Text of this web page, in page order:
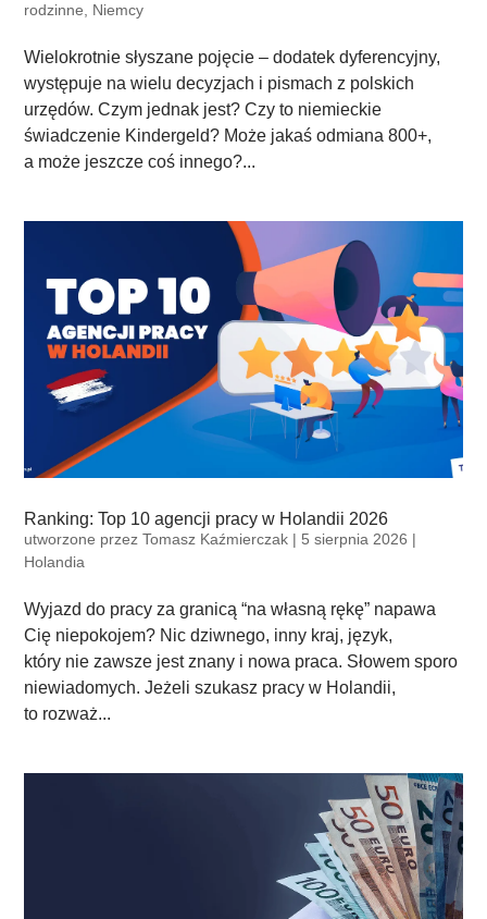
rodzinne
Niemcy
Wielokrotnie słyszane pojęcie – dodatek dyferencyjny,
występuje na wielu decyzjach i pismach z polskich
urzędów. Czym jednak jest? Czy to niemieckie
świadczenie Kindergeld? Może jakaś odmiana 800+,
a może jeszcze coś innego?...
Ranking: Top 10 agencji pracy w Holandii 2026
utworzone przezTomasz Kaźmierczak | 5 sierpnia 2026 |
Holandia
Wyjazd do pracy za granicą “na własną rękę” napawa
Cię niepokojem? Nic dziwnego, inny kraj, język,
który nie zawsze jest znany i nowa praca. Słowem sporo
niewiadomych. Jeżeli szukasz pracy w Holandii,
to rozważ...